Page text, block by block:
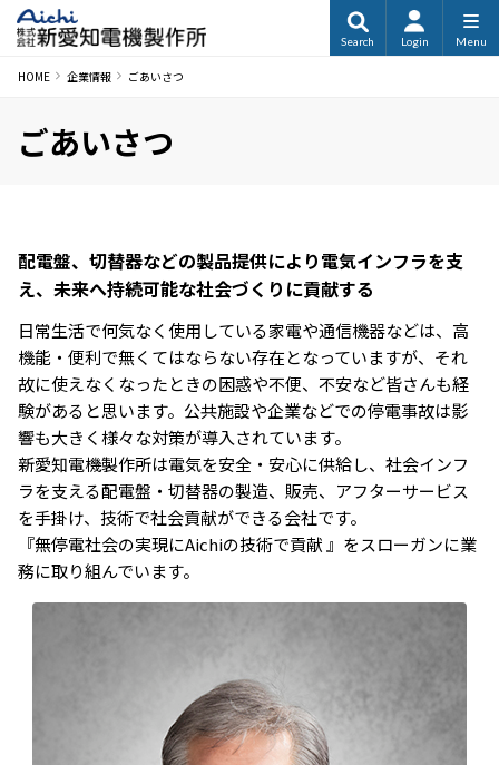
Search Login Menu
HOME 企業情報 ごあいさつ
ごあいさつ
配電盤、切替器などの製品提供により電気インフラを支
え、未来へ持続可能な社会づくりに貢献する
日常生活で何気なく使用している家電や通信機器などは、高
機能・便利で無くてはならない存在となっていますが、それ
故に使えなくなったときの困惑や不便、不安など皆さんも経
験があると思います。公共施設や企業などでの停電事故は影
響も大きく様々な対策が導入されています。
新愛知電機製作所は電気を安全・安心に供給し、社会インフ
ラを支える配電盤・切替器の製造、販売、アフターサービス
を手掛け、技術で社会貢献ができる会社です。
『無停電社会の実現にAichiの技術で貢献 』をスローガンに業
務に取り組んでいます。